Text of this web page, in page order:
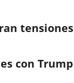
tensiones
con Trump